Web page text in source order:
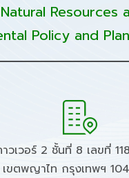
Resources
Policy and
วเวอร์ 2 ชั้นที่ 8 เลขที่
ขตพญาไท กรุงเทพฯ